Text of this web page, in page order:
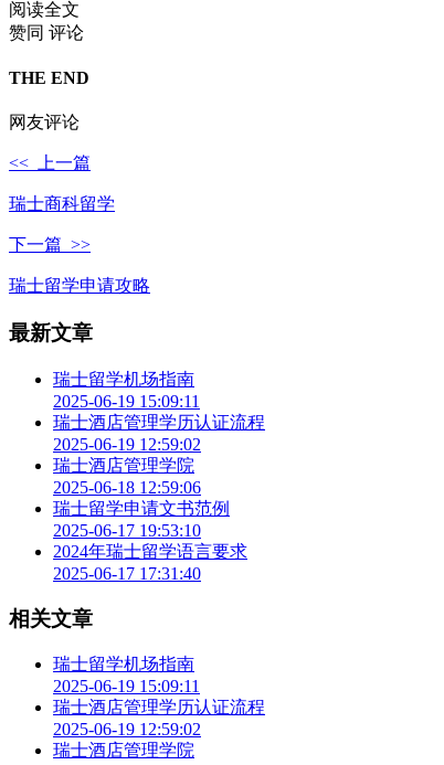
阅读全文
赞同 评论
THE END
网友评论
<< 上一篇
瑞士商科留学
下一篇 >>
瑞士留学申请攻略
最新文章
瑞士留学机场指南
2025-06-19 15:09:11
瑞士酒店管理学历认证流程
2025-06-19 12:59:02
瑞士酒店管理学院
2025-06-18 12:59:06
瑞士留学申请文书范例
2025-06-17 19:53:10
2024年瑞士留学语言要求
2025-06-17 17:31:40
相关文章
瑞士留学机场指南
2025-06-19 15:09:11
瑞士酒店管理学历认证流程
2025-06-19 12:59:02
瑞士酒店管理学院